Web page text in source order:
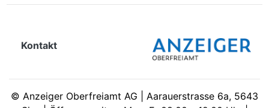
Kontakt
© Anzeiger Oberfreiamt AG | Aarauerstrasse 6a, 5643